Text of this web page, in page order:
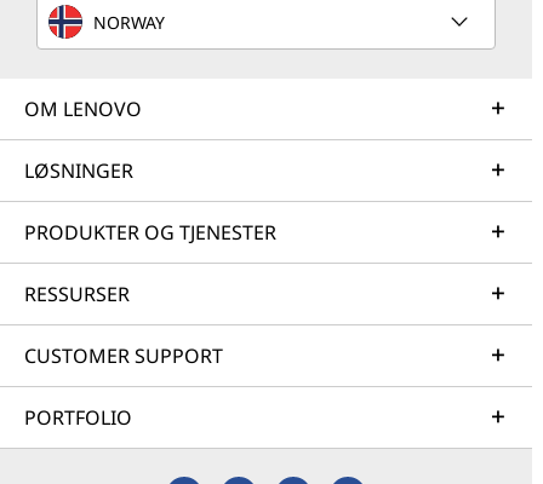
NORWAY
OM LENOVO
LØSNINGER
PRODUKTER OG TJENESTER
RESSURSER
CUSTOMER SUPPORT
PORTFOLIO